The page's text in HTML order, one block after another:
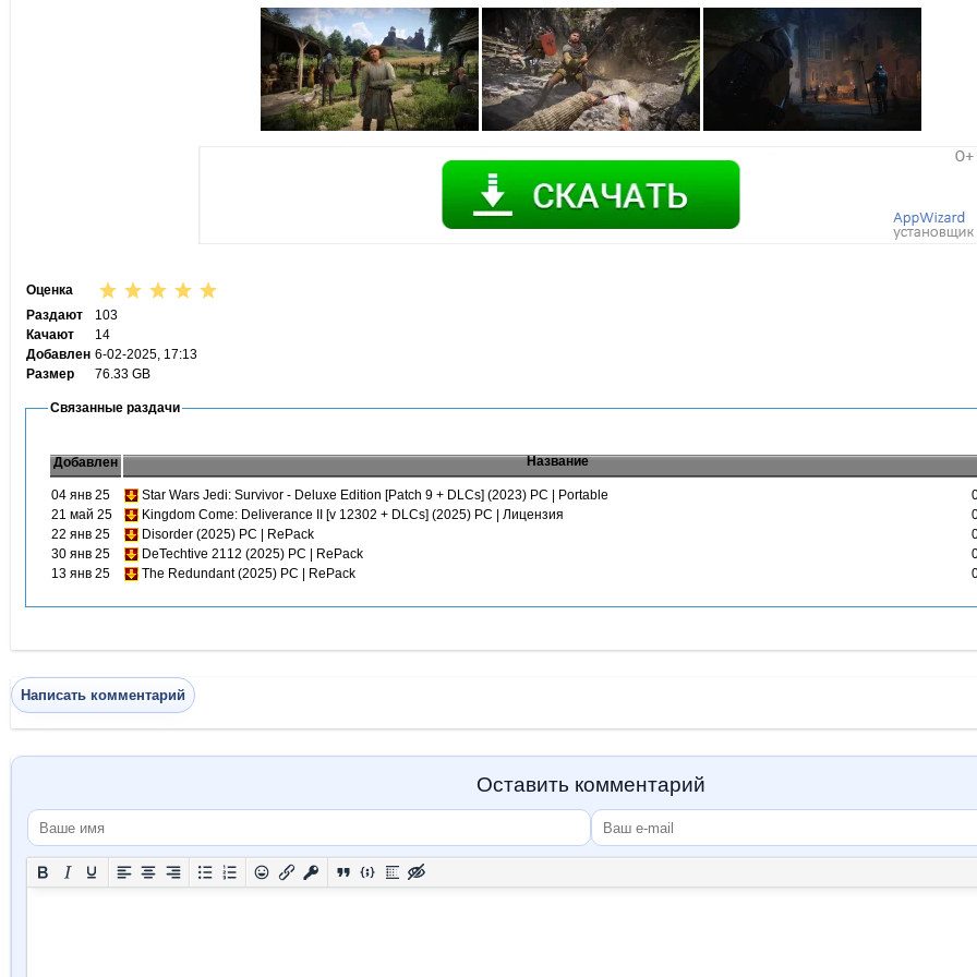
Оценка
Раздают
103
Качают
14
Добавлен 6-02-2025, 17:13
Размер
76.33 GB
Связанные раздачи
Добавлен Название
04 янв 25 Star Wars Jedi: Survivor - Deluxe Edition [Patch 9 + DLCs] (2023) PC | Portable
21 май 25
Kingdom Come: Deliverance II [v 12302 + DLCs] (2025) PC | Лицензия
22 янв 25
Disorder (2025) PC | RePack
30 янв 25
DeTechtive 2112 (2025) PC | RePack
13 янв 25
The Redundant (2025) PC | RePack
Написать комментарий
Оставить комментарий